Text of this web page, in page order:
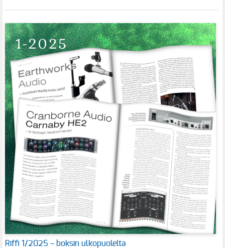
Riffi 1/2025 – boksin ulkopuolelta